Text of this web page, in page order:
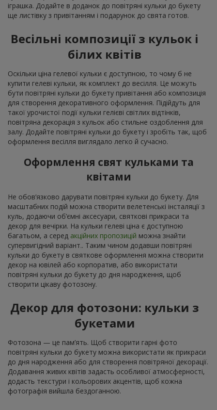
іграшка. Додайте в доданок до повітряні кульки до букету
ще листівку з привітанням і подарунок до свята готов.
Весільні композиції з кульок і
білих квітів
Оскільки ціна гелевої кульки є доступною, то чому б не
купити гелеві кульки, як комплект до весілля. Це можуть
бути повітряні кульки до букету привітання або композиція
для створення декоративного оформлення. Підійдуть для
такої урочистої події кульки гелієві світлих відтінків,
повітряна декорація з кульок або стильне оздоблення для
залу. Додайте повітряні кульки до букету і зробіть так, щоб
оформлення весілля виглядало легко й сучасно.
Оформлення свят кульками та
квітами
Не обов’язково дарувати повітряні кульки до букету. Для
масштабних подій можна створити велетенські інсталяції з
куль, додаючи об’ємні аксесуари, святкові прикраси та
декор для вечірки. На кульки гелеві ціна є доступною
багатьом, а серед акційних пропозицій можна знайти
супервигідний варіант.. Таким чином додавши повітряні
кульки до букету в святкове оформлення можна створити
декор на ювілей або корпоратив, або використати
повітряні кульки до букету до дня народження, щоб
створити цікаву фотозону.
Декор для фотозони: кульки з
букетами
Фотозона — це пам’ять. Щоб створити гарні фото
повітряні кульки до букету можна використати як прикраси
до дня народження або для створення повітряної декорації.
Додавання живих квітів задасть особливої атмосферності,
додасть текстури і кольорових акцентів, щоб кожна
фотографія вийшла бездоганною.